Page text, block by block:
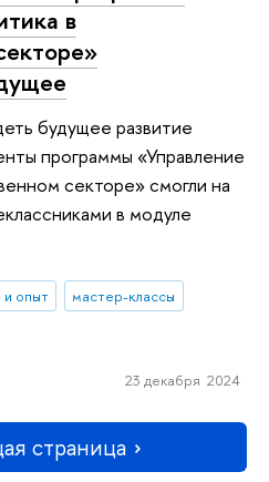
в
будущее развитие
программы «Управление
секторе» смогли на
в модуле
и опыт
мастер-классы
23 декабря 2024
страница